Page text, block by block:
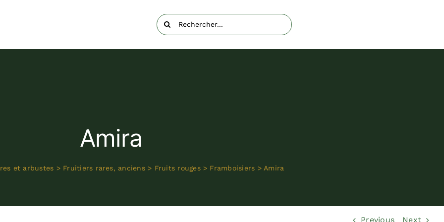
Rechercher:
Amira
et arbustes > Fruitiers rares, anciens> Fruits rouges> Framboisiers > Amira
Previous Next